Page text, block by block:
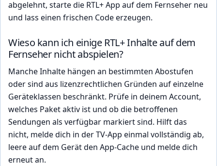
abgelehnt, starte die RTL+ App auf dem Fernseher neu
und lass einen frischen Code erzeugen.
Wieso kann ich einige RTL+ Inhalte auf dem
Fernseher nicht abspielen?
Manche Inhalte hängen an bestimmten Abostufen
oder sind aus lizenzrechtlichen Gründen auf einzelne
Geräteklassen beschränkt. Prüfe in deinem Account,
welches Paket aktiv ist und ob die betroffenen
Sendungen als verfügbar markiert sind. Hilft das
nicht, melde dich in der TV-App einmal vollständig ab,
leere auf dem Gerät den App-Cache und melde dich
erneut an.